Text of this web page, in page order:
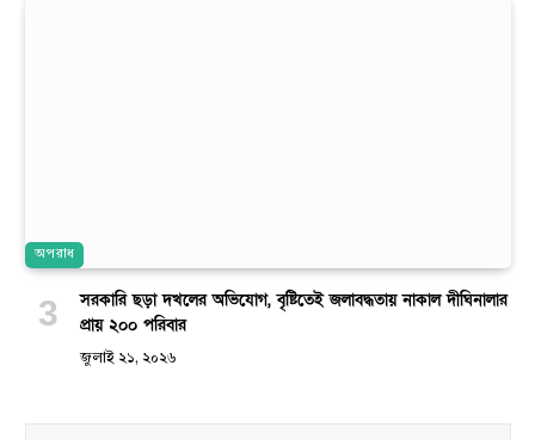
অপরাধ
সরকারি ছড়া দখলের অভিযোগ, বৃষ্টিতেই জলাবদ্ধতায় নাকাল দীঘিনালার
প্রায় ২০০ পরিবার
জুলাই ২১, ২০২৬